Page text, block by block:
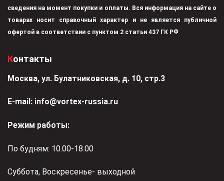
сведения на момент покупки и оплаты. Вся информация на сайте о
товарах носит справочный характер и не является публичной
офертой в соответствии с пунктом 2 статьи 437 ГК РФ
Контакты
Москва, ул. Булатниковская, д. 10, стр.3
Е-mail: info@vortex-russia.ru
Режим работы:
По будням: 10.00-18.00
Суббота, Воскресенье- выходной